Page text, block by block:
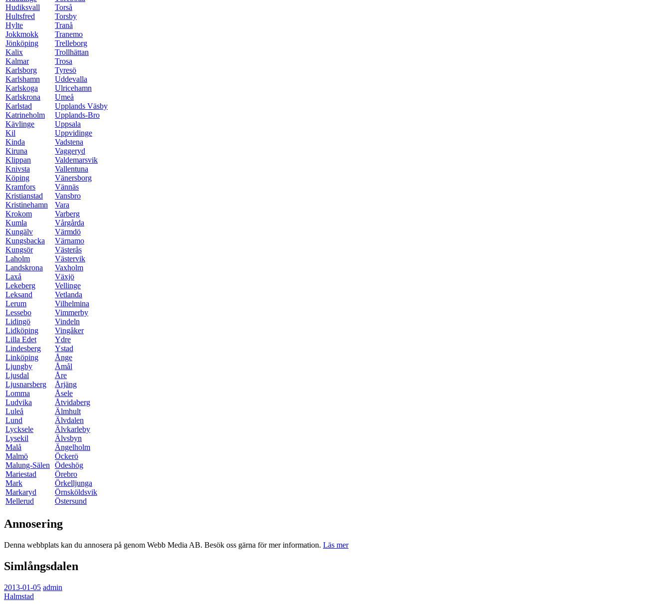
Hudiksvall
Hultsfred
Hylte
Jokkmokk
Jönköping
Kalix
Kalmar
Karlsborg
Karlshamn
Karlskoga
Karlskrona
Karlstad
Katrineholm
Kävlinge
Kil
Kinda
Kiruna
Klippan
Knivsta
Köping
Kramfors
Kristianstad
Kristinehamn
Krokom
Kumla
Kungälv
Kungsbacka
Kungsör
Laholm
Landskrona
Laxå
Lekeberg
Leksand
Lerum
Lessebo
Lidingö
Lidköping
Lilla Edet
Lindesberg
Linköping
Ljungby
Ljusdal
Ljusnarsberg
Lomma
Ludvika
Luleå
Lund
Lycksele
Lysekil
Malå
Malmö
Malung-Sälen
Mariestad
Mark
Markaryd
Mellerud
Torså
Torsby
Tranå
Tranemo
Trelleborg
Trollhättan
Trosa
Tyresö
Uddevalla
Ulricehamn
Umeå
Upplands Väsby
Upplands-Bro
Uppsala
Uppvidinge
Vadstena
Vaggeryd
Valdemarsvik
Vallentuna
Vänersborg
Vännäs
Vansbro
Vara
Varberg
Vårgårda
Värmdö
Värnamo
Västerås
Västervik
Vaxholm
Växjö
Vellinge
Vetlanda
Vilhelmina
Vimmerby
Vindeln
Vingåker
Ydre
Ystad
Ånge
Åmål
Åre
Årjäng
Åsele
Åtvidaberg
Älmhult
Älvdalen
Älvkarleby
Älvsbyn
Ängelholm
Öckerö
Ödeshög
Örebro
Örkelljunga
Örnsköldsvik
Östersund
Annosering
Denna webbplats kan du annosera på genom Webb Media AB. Besök oss gärna för mer information. Läs mer
Simlångsdalen
2013-01-05 admin
Halmstad